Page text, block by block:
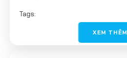
Tags:
XEM THÊM